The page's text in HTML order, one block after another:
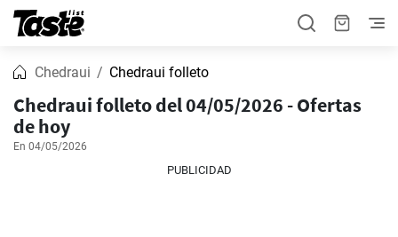
Chedraui Chedraui folleto
Chedraui folleto del 04/05/2026 - Ofertas
de hoy
En 04/05/2026
PUBLICIDAD